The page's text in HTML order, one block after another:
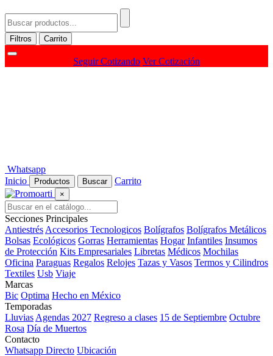
Filtros Carrito
Seguir Cotizando Ver Cotización
Whatsapp
Inicio
Productos Buscar Carrito
×
Secciones Principales
Antiestrés Accesorios Tecnologicos Bolígrafos Bolígrafos Metálicos
Bolsas Ecológicos Gorras Herramientas Hogar Infantiles Insumos
de Protección Kits Empresariales Libretas Médicos Mochilas
Oficina Paraguas Regalos Relojes Tazas y Vasos Termos y Cilindros
Textiles Usb Viaje
Marcas
Bic Optima Hecho en México
Temporadas
Lluvias Agendas 2027 Regreso a clases 15 de Septiembre Octubre
Rosa Día de Muertos
Contacto
Whatsapp Directo Ubicación